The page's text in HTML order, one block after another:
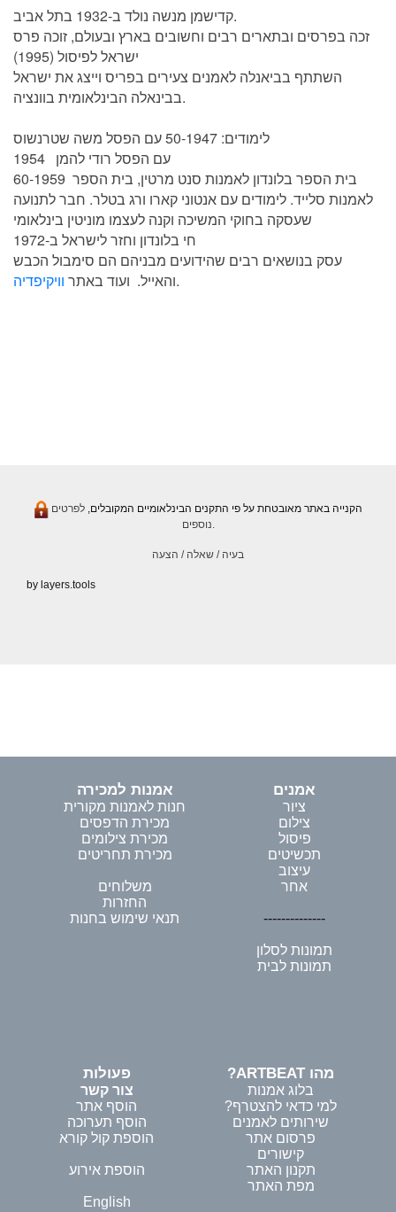
קדישמן מנשה נולד ב-1932 בתל אביב.
זכה בפרסים ובתארים רבים וחשובים בארץ ובעולם, זוכה פרס
ישראל לפיסול (1995)
השתתף בביאנלה לאמנים צעירים בפריס וייצג את ישראל
בבינאלה הבינלאומית בוונציה.
לימודים: 50-1947 עם הפסל משה שטרנשוס
1954 עם הפסל רודי להמן
60-1959 בית הספר בלונדון לאמנות סנט מרטין, בית הספר
לאמנות סלייד. לימודים עם אנטוני קארו ורג בטלר. חבר לתנועה
שעסקה בחוקי המשיכה וקנה לעצמו מוניטין בינלאומי
חי בלונדון וחזר לישראל ב-1972
עסק בנושאים רבים שהידועים מבניהם הם סימבול הכבש
והאייל. ועוד באתר וויקיפדיה .
הקנייה באתר מאובטחת על פי התקנים הבינלאומיים המקובלים,לפרטים
בעיה / שאלה / הצעה
by layers.tools
אמנים
ציור
צילום
פיסול
תכשיטים
עיצוב
אחר
--------------
תמונות לסלון
תמונות לבית
אמנות למכירה
חנות לאמנות מקורית
מכירת הדפסים
מכירת צילומים
מכירת תחריטים
משלוחים
החזרות
תנאי שימוש בחנות
מהו ARTBEAT?
בלוג אמנות
למי כדאי להצטרף?
שירותים לאמנים
פרסום אתר
קישורים
תקנון האתר
מפת האתר
פעולות
צור קשר
הוסף אתר
הוסף תערוכה
הוספת קול קורא
הוספת אירוע
English